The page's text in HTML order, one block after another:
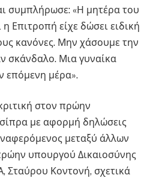
συμπλήρωσε: «Η μητέρα του
Επιτροπή είχε δώσει ειδική
κανόνες. Μην χάσουμε την
σκάνδαλο. Μια γυναίκα
επόμενη μέρα».
στον πρώην
με αφορμή δηλώσεις
μεταξύ άλλων
υπουργού Δικαιοσύνης
Σταύρου Κοντονή, σχετικά